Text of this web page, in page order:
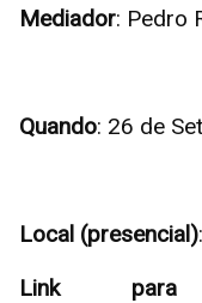
Mediador: Pedro
Quando: 26 de
Local (presencial)
Link para